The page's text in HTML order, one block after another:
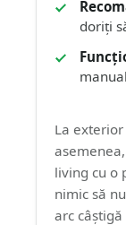
doriți
La
living cu o
nimic să
arc